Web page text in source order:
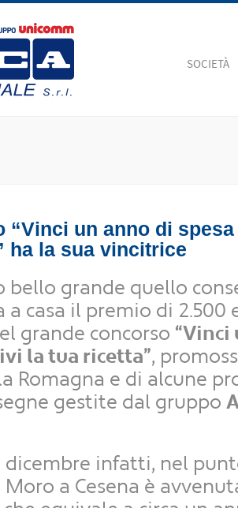
SOCIETÀ
“Vinci un anno di
ha la sua vincitrice
bello grande quello
a casa il premio di
grande concorso “Vinci
la tua ricetta”,
Romagna e di alcune
gestite dal gruppo
dicembre infatti, nel
Moro a Cesena è